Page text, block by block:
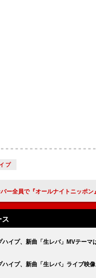
プ
全員で『オールナイトニッポン』初登場
ス
ハイプ、新曲「生レバ」MVテーマ
ハイプ、新曲「生レバ」ライブ映